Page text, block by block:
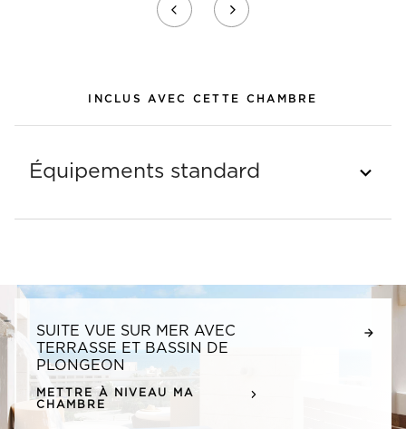
INCLUS AVEC CETTE CHAMBRE
Équipements standard
SUITE VUE SUR MER AVEC
TERRASSE ET BASSIN DE
PLONGEON
METTRE À NIVEAU MA
CHAMBRE